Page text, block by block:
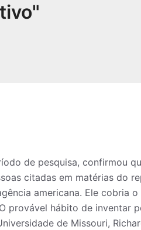
de pesquisa, confirmou
citadas em matérias do
americana. Ele cobria
provável hábito de inventar
de Missouri,